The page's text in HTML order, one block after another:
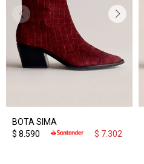
BOTA SIMA
$ 8.590 $ 7.302